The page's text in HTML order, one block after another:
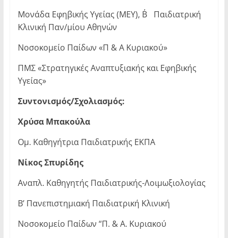
Μονάδα Εφηβικής Υγείας (ΜΕΥ), Β΄ Παιδιατρική
Κλινική Παν/μίου Αθηνών
Νοσοκομείο Παίδων «Π & Α Κυριακού»
ΠΜΣ «Στρατηγικές Αναπτυξιακής και Εφηβικής
Υγείας»
Συντονισμός/Σχολιασμός:
Χρύσα Μπακούλα
Οµ. Καθηγήτρια Παιδιατρικής ΕΚΠΑ
Νίκος Σπυρίδης
Αναπλ. Καθηγητής Παιδιατρικής-Λοιμωξιολογίας
Β’ Πανεπιστημιακή Παιδιατρική Κλινική
Νοσοκομείο Παίδων “Π. & Α. Κυριακού